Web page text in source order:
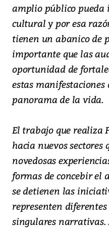
amplio público pueda
cultural y por esa
tienen un abanico de
importante que las
oportunidad de
estas
panorama de la vida.
El trabajo que realiza
hacia nuevos
novedosas
formas de concebir el
se detienen las
representen
singulares narrativas.